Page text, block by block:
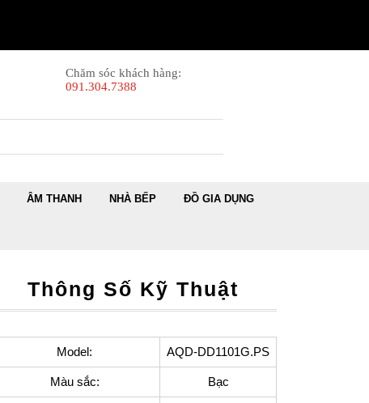
Chăm sóc khách hàng:
091.304.7388
ÂM THANH NHÀ BẾP ĐỒ GIA DỤNG
Thông Số Kỹ Thuật
Model: AQD-DD1101G.PS
Màu sắc: Bạc